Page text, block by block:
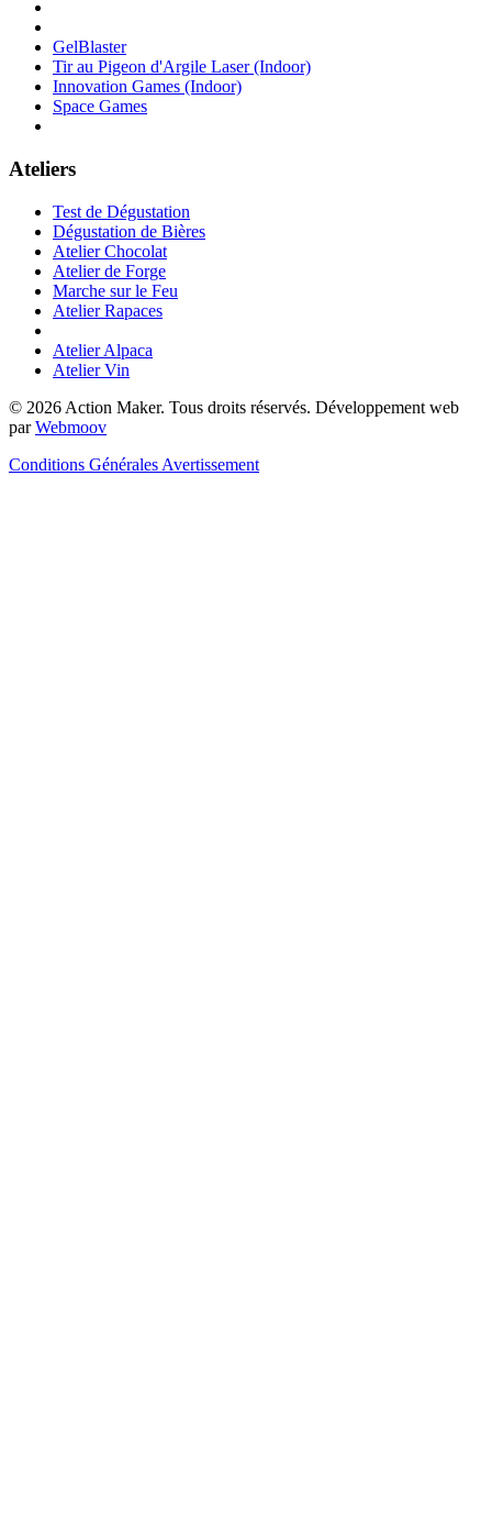
GelBlaster
Tir au Pigeon d'Argile Laser (Indoor)
Innovation Games (Indoor)
Space Games
Ateliers
Test de Dégustation
Dégustation de Bières
Atelier Chocolat
Atelier de Forge
Marche sur le Feu
Atelier Rapaces
Atelier Alpaca
Atelier Vin
© 2026 Action Maker. Tous droits réservés. Développement web
parWebmoov
Conditions Générales Avertissement